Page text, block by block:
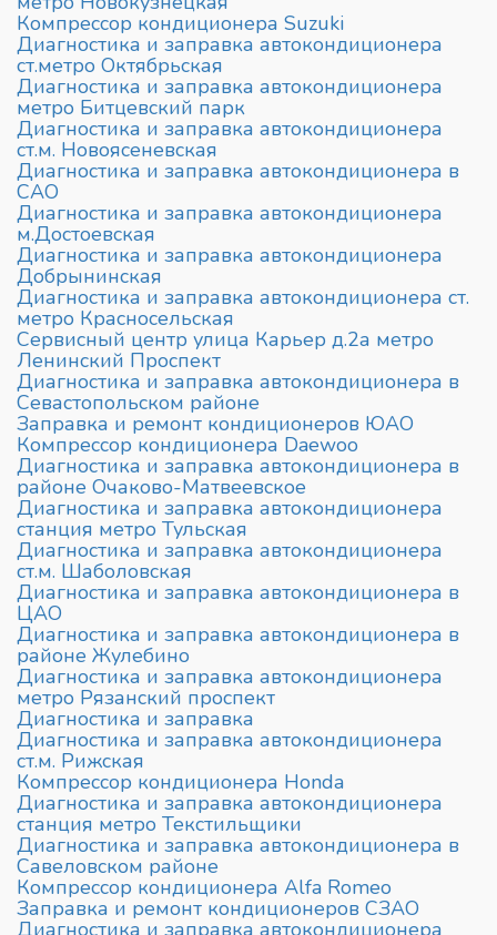
Компрессор кондиционера Suzuki
Диагностика и заправка автокондиционера
ст.метро Октябрьская
Диагностика и заправка автокондиционера
метро Битцевский парк
Диагностика и заправка автокондиционера
ст.м. Новоясеневская
Диагностика и заправка автокондиционера в
САО
Диагностика и заправка автокондиционера
м.Достоевская
Диагностика и заправка автокондиционера
Добрынинская
Диагностика и заправка автокондиционера ст.
метро Красносельская
Сервисный центр улица Карьер д.2а метро
Ленинский Проспект
Диагностика и заправка автокондиционера в
Севастопольском районе
Заправка и ремонт кондиционеров ЮАО
Компрессор кондиционера Daewoo
Диагностика и заправка автокондиционера в
районе Очаково-Матвеевское
Диагностика и заправка автокондиционера
станция метро Тульская
Диагностика и заправка автокондиционера
ст.м. Шаболовская
Диагностика и заправка автокондиционера в
ЦАО
Диагностика и заправка автокондиционера в
районе Жулебино
Диагностика и заправка автокондиционера
метро Рязанский проспект
Диагностика и заправка
Диагностика и заправка автокондиционера
ст.м. Рижская
Компрессор кондиционера Honda
Диагностика и заправка автокондиционера
станция метро Текстильщики
Диагностика и заправка автокондиционера в
Савеловском районе
Компрессор кондиционера Alfa Romeo
Заправка и ремонт кондиционеров СЗАО
Диагностика и заправка автокондиционера